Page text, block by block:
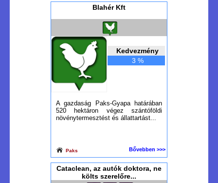
Blahér Kft
Kedvezmény
3 %
A gazdaság Paks-Gyapa határában
520 hektáron végez szántóföldi
növénytermesztést és állattartást...
Paks Bővebben >>>
Cataclean, az autók doktora, ne
költs szerelőre...